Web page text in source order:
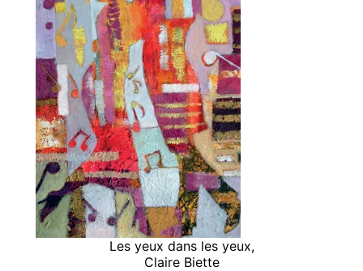
Les yeux dans les yeux,
Claire Biette